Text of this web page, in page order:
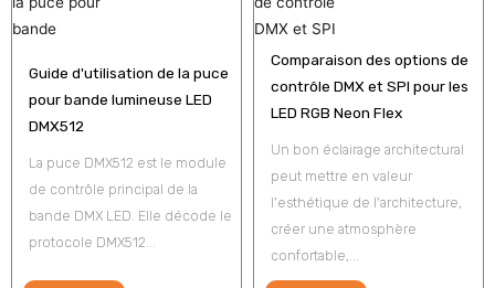
Guide d'utilisation de la puce
pour bande lumineuse LED
DMX512
La puce DMX512 est le module
de contrôle principal de la
bande DMX LED. Elle décode le
protocole DMX512...
Comparaison des options de
contrôle DMX et SPI pour les
LED RGB Neon Flex
Un bon éclairage architectural
peut mettre en valeur
l'esthétique de l'architecture,
créer une atmosphère
confortable,...